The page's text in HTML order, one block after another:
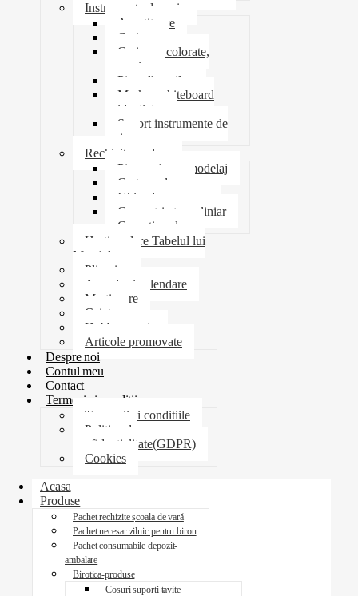
Instrumente de scris
Ascutitoare
Carioca
Creioane colorate,
mecanice
Pix roller stilou
Marker whiteboard
evidentiator
Suport instrumente de
scris
Rechizite scolare
Pictura desen modelaj
Creta scolara
Ghiozdane penare
Geometrie trusa liniar
Coperti scolare
Harti scolare Tabelul lui
Mendeleev
Plicuri
Agende si calendare
Martisoare
Caiete
Hobby creatie
Articole promovate
Despre noi
Contul meu
Contact
Termeni si conditii
Termenii si conditiile
Politica de
confidentialitate(GDPR)
Cookies
Acasa
Produse
Pachet rechizite școala de vară
Pachet necesar zilnic pentru birou
Pachet consumabile depozit-
ambalare
Birotica-produse
Cosuri suporti tavite